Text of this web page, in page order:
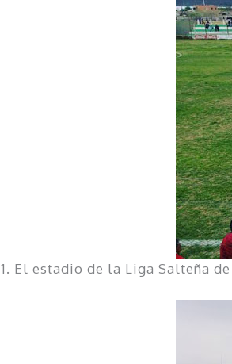
1. El estadio de la Liga Salteña